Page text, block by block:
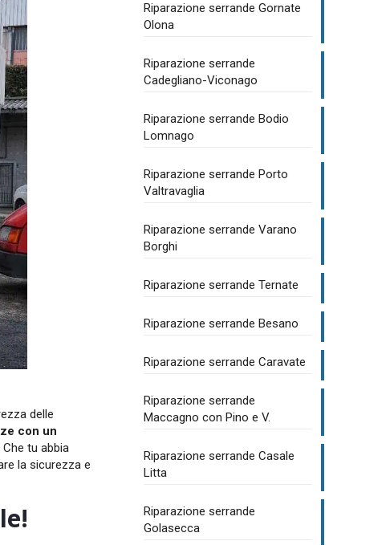
delle
con un
Che tu abbia
la sicurezza e
Riparazione serrande Gornate
Olona
Riparazione serrande
Cadegliano-Viconago
Riparazione serrande Bodio
Lomnago
Riparazione serrande Porto
Valtravaglia
Riparazione serrande Varano
Borghi
Riparazione serrande Ternate
Riparazione serrande Besano
Riparazione serrande Caravate
Riparazione serrande
Maccagno con Pino e V.
Riparazione serrande Casale
Litta
Riparazione serrande
Golasecca